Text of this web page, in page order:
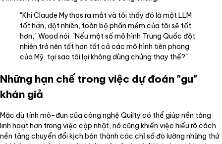
"Khi Claude Mythos ra mắt và tôi thấy đó là một LLM
tốt hơn, đột nhiên, toàn bộ phần mềm của tôi sẽ tốt
hơn," Wood nói. "Nếu một số mô hình Trung Quốc đột
nhiên trở nên tốt hơn tất cả các mô hình tiên phong
của Mỹ, tại sao tôi lại không dùng chúng thay thế?"
Những hạn chế trong việc dự đoán "gu"
khán giả
Mặc dù tính mô-đun của công nghệ Quilty có thể giúp nền tảng
linh hoạt hơn trong việc cập nhật, nó cũng khiến việc hiểu rõ cách
nền tảng chuyển đổi kịch bản thành các chỉ số đo lường những thứ